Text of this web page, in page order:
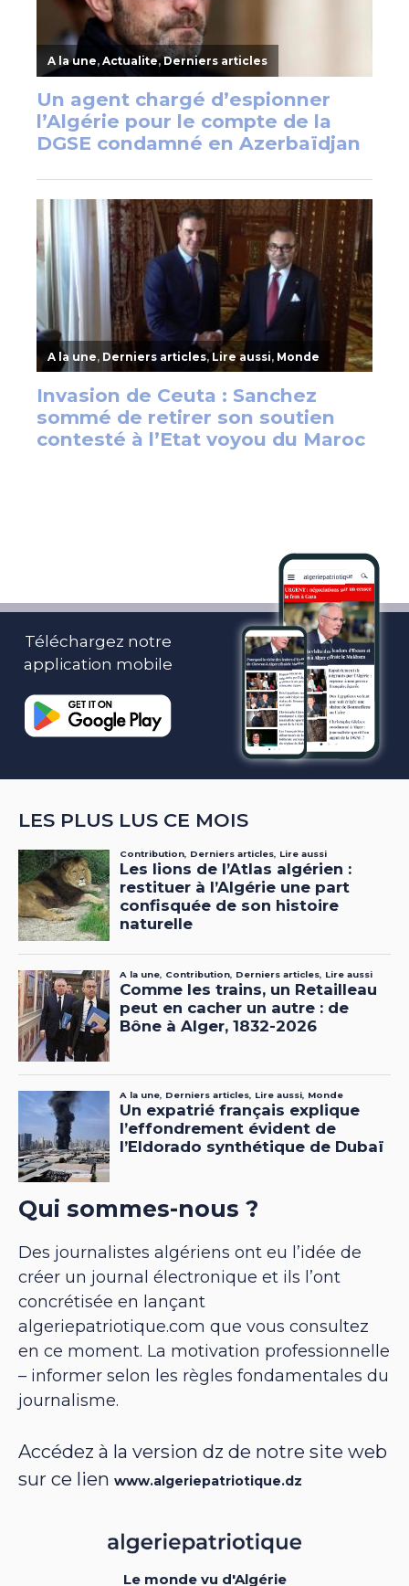
Téléchargez notre
application mobile
LES PLUS LUS CE MOIS
Qui sommes-nous ?
Des journalistes algériens ont eu l’idée de
créer un journal électronique et ils l’ont
concrétisée en lançant
algeriepatriotique.com que vous consultez
en ce moment. La motivation professionnelle
– informer selon les règles fondamentales du
journalisme.
Accédez à la version dz de notre site web
sur ce lien www.algeriepatriotique.dz
Le monde vu d'Algérie